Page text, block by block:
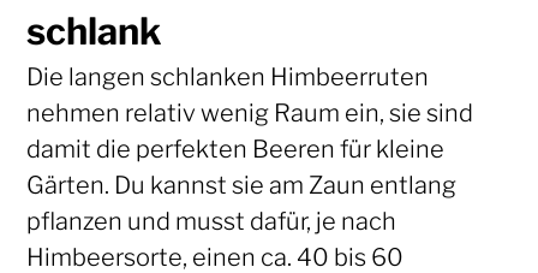
schlank
Die langen schlanken Himbeerruten
nehmen relativ wenig Raum ein, sie sind
damit die perfekten Beeren für kleine
Gärten. Du kannst sie am Zaun entlang
pflanzen und musst dafür, je nach
Himbeersorte, einen ca. 40 bis 60